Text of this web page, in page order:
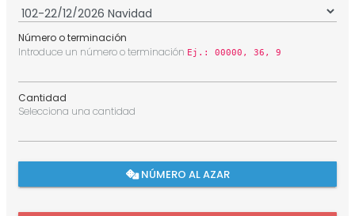
Número o terminación
Introduce un número o terminación Ej.: 00000, 36, 9
Cantidad
Selecciona una cantidad
NÚMERO AL AZAR